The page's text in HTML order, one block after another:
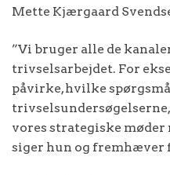
Mette Kjærgaard
”Vi bruger alle de
trivselsarbejdet. For
påvirke, hvilke
vores strategiske
siger hun og